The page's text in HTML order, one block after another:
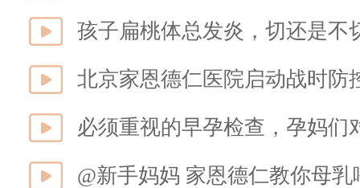
孩子扁桃体总发炎，切还是不
必须重视的早孕检查，孕妈
@新手妈妈 家恩德仁教你母